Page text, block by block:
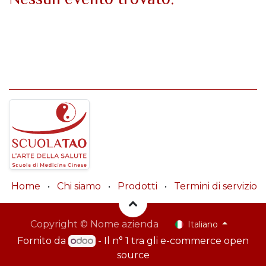
Home • Chi siamo • Prodotti • Termini di servizio
Copyright © Nome azienda Italiano
Fornito da - Il n° 1 tra glie-commerce open
source